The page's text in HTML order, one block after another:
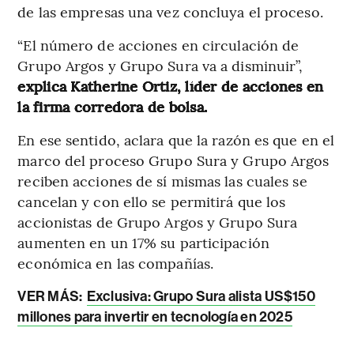
de las empresas una vez concluya el proceso.
“El número de acciones en circulación de
Grupo Argos y Grupo Sura va a disminuir”,
explica Katherine Ortiz, líder de acciones en
la firma corredora de bolsa.
En ese sentido, aclara que la razón es que en el
marco del proceso Grupo Sura y Grupo Argos
reciben acciones de sí mismas las cuales se
cancelan y con ello se permitirá que los
accionistas de Grupo Argos y Grupo Sura
aumenten en un 17% su participación
económica en las compañías.
VER MÁS: Exclusiva: Grupo Sura alista US$150
millones para invertir en tecnología en 2025